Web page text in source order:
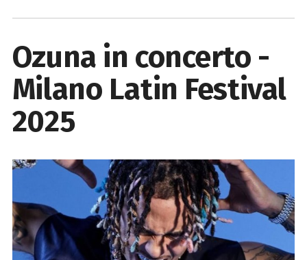
Ozuna in concerto -
Milano Latin Festival
2025